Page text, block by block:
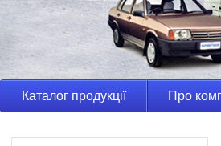
Каталог продукції Про